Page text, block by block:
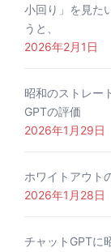
小回り」を見た
うと、
2026年2月1日
昭和のストレー
GPTの評価
2026年1月29日
ホワイトアウト
2026年1月28日
チャットGPTに